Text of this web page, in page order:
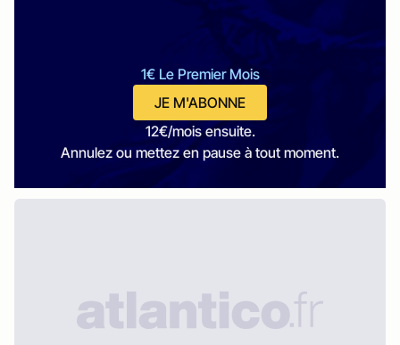
1€ Le Premier Mois
JE M'ABONNE
12€/mois ensuite.
Annulez ou mettez en pause à tout moment.